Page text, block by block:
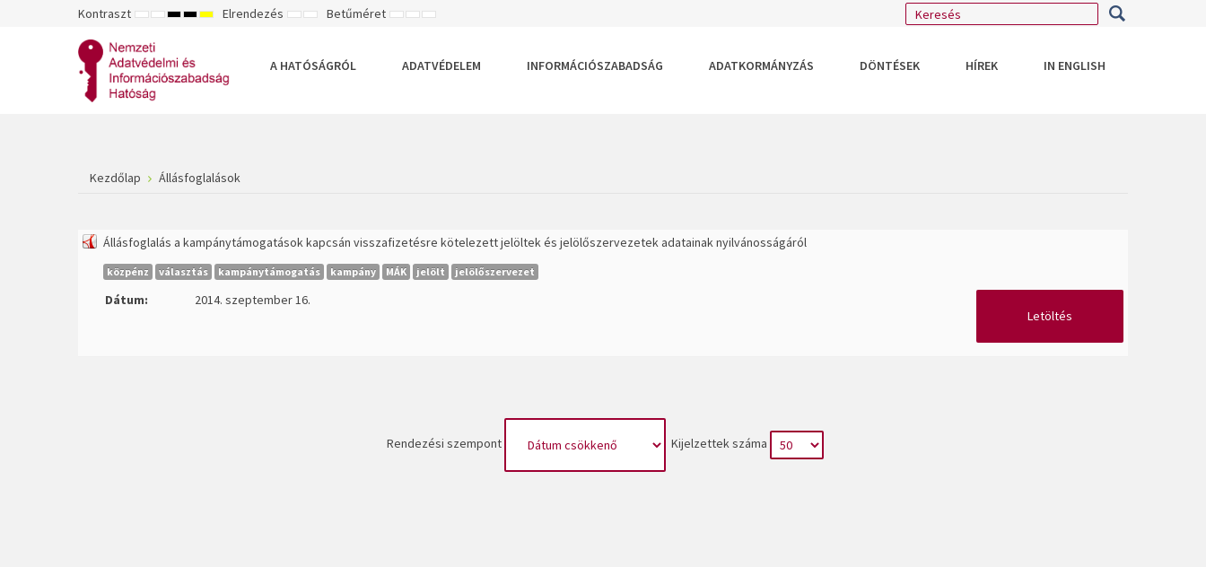
Kontraszt ALAPÉRTELMEZETT
ÉJSZAKAI
NAGY
FEHÉR
MÓD
NAGY
SÁRGA
MÓD
NAGY
MÓD
Elrendezés RÖGZÍTETT
SZÉLES
Betűméret KISEBB
ALAPÉRTELMEZETT
NAGYOBB
A HATÓSÁGRÓL
ADATVÉDELEM INFORMÁCIÓSZABADSÁG ADATKORMÁNYZÁS DÖNTÉSEK HÍREK IN ENGLISH
Kezdőlap Állásfoglalások
Állásfoglalás a kampánytámogatások kapcsán visszafizetésre kötelezett jelöltek és jelölőszervezetek adatainak nyilvánosságáról
közpénz választás kampánytámogatás kampány MÁK jelölt jelölőszervezet
Dátum:
2014. szeptember 16.
Letöltés
Rendezési szempont Kijelzettek száma